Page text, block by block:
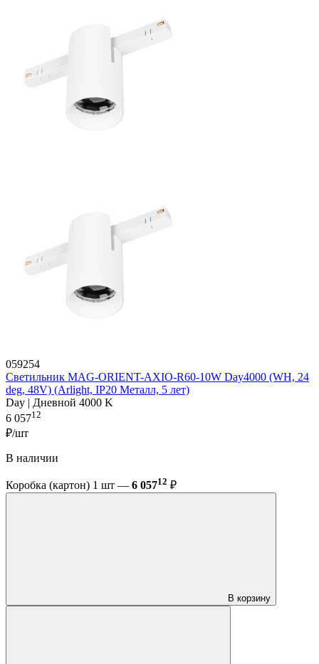
059254
Светильник MAG-ORIENT-AXIO-R60-10W Day4000 (WH, 24
deg, 48V) (Arlight, IP20 Металл, 5 лет)
Day | Дневной 4000 K
6 05712
₽/шт
В наличии
Коробка (картон) 1 шт — 6 05712 ₽
В корзину